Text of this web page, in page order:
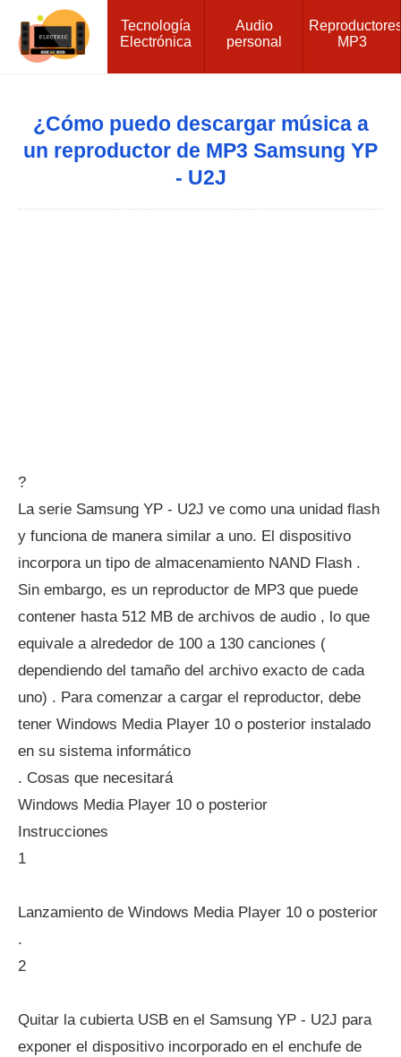
Tecnología
Electrónica
Audio
personal
MP3
¿Cómo puedo descargar música a
un reproductor de MP3 Samsung YP
- U2J
?
La serie Samsung YP - U2J ve como una unidad flash
y funciona de manera similar a uno. El dispositivo
incorpora un tipo de almacenamiento NAND Flash .
Sin embargo, es un reproductor de MP3 que puede
contener hasta 512 MB ​​de archivos de audio , lo que
equivale a alrededor de 100 a 130 canciones (
dependiendo del tamaño del archivo exacto de cada
uno) . Para comenzar a cargar el reproductor, debe
tener Windows Media Player 10 o posterior instalado
en su sistema informático
. Cosas que necesitará
Windows Media Player 10 o posterior
Instrucciones
1
Lanzamiento de Windows Media Player 10 o posterior
.
2
Quitar la cubierta USB en el Samsung YP - U2J para
exponer el dispositivo incorporado en el enchufe de